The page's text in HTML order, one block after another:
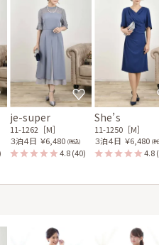
je-super
11-1262［M］
３泊４日 ￥6,480 (税込)
4.8(40)
She’s
11-1250［M］
３泊４日 ￥6,480 (
4.8